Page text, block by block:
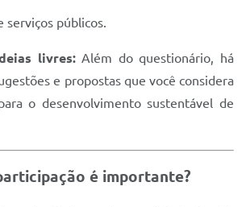
serviços públicos.
livres:Além do questionário, há
e propostas que você considera
o desenvolvimento sustentável de
é importante?